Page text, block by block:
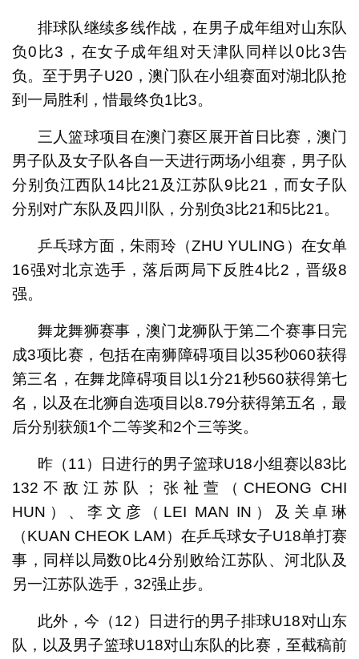
排球队继续多线作战，在男子成年组对山东队
负0比3，在女子成年组对天津队同样以0比3告
负。至于男子U20，澳门队在小组赛面对湖北队抢
到一局胜利，惜最终负1比3。
三人篮球项目在澳门赛区展开首日比赛，澳门
男子队及女子队各自一天进行两场小组赛，男子队
分别负江西队14比21及江苏队9比21，而女子队
分别对广东队及四川队，分别负3比21和5比21。
乒乓球方面，朱雨玲（ZHU YULING）在女单
16强对北京选手，落后两局下反胜4比2，晋级8
强。
舞龙舞狮赛事，澳门龙狮队于第二个赛事日完
成3项比赛，包括在南狮障碍项目以35秒060获得
第三名，在舞龙障碍项目以1分21秒560获得第七
名，以及在北狮自选项目以8.79分获得第五名，最
后分别获颁1个二等奖和2个三等奖。
昨（11）日进行的男子篮球U18小组赛以83比
132不敌江苏队；张𧘲萱（CHEONG CHI
HUN）、李文彦（LEI MAN IN）及关卓琳
（KUAN CHEOK LAM）在乒乓球女子U18单打赛
事，同样以局数0比4分别败给江苏队、河北队及
另一江苏队选手，32强止步。
此外，今（12）日进行的男子排球U18对山东
队，以及男子篮球U18对山东队的比赛，至截稿前